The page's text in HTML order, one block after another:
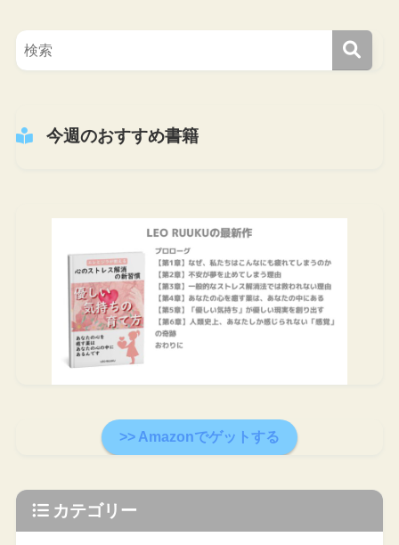
今週のおすすめ書籍
>> Amazonでゲットする
カテゴリー